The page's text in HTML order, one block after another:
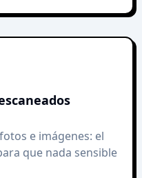
e imágenes: el
que nada sensible